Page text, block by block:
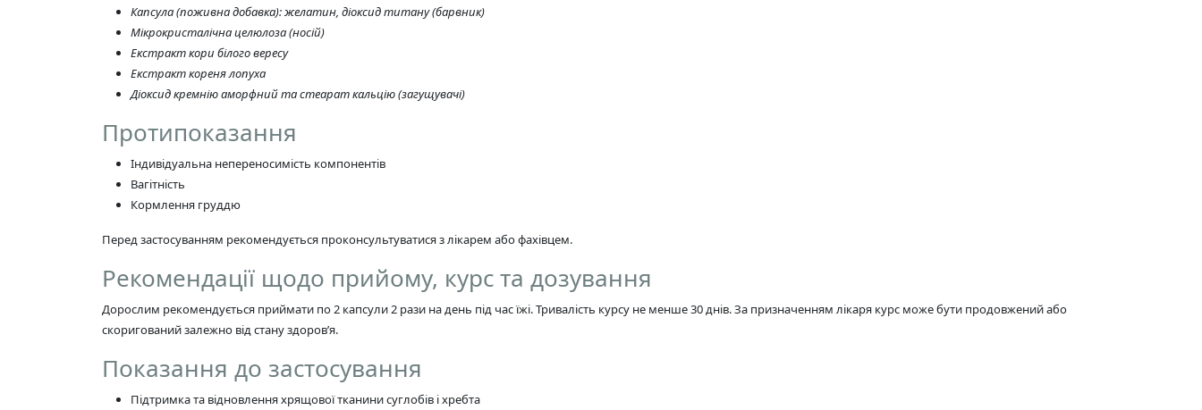
Капсула (поживна добавка): желатин, діоксид титану (барвник)
Мікрокристалічна целюлоза (носій)
Екстракт кори білого вересу
Екстракт кореня лопуха
Діоксид кремнію аморфний та стеарат кальцію (загущувачі)
Протипоказання
Індивідуальна непереносимість компонентів
Вагітність
Кормлення груддю
Перед застосуванням рекомендується проконсультуватися з лікарем або фахівцем.
Рекомендації щодо прийому, курс та дозування
Дорослим рекомендується приймати по 2 капсули 2 рази на день під час їжі. Тривалість курсу не менше 30 днів. За призначенням лікаря курс може бути продовжений або
скоригований залежно від стану здоров’я.
Показання до застосування
Підтримка та відновлення хрящової тканини суглобів і хребта